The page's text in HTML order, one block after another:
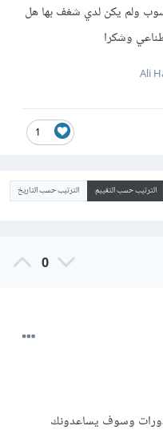
ولم يكن لدي شغف بها هل
وشكرا
1
الترتيب حسب التقييم الترتيب حسب التاريخ
0
وسوف يساعدونك